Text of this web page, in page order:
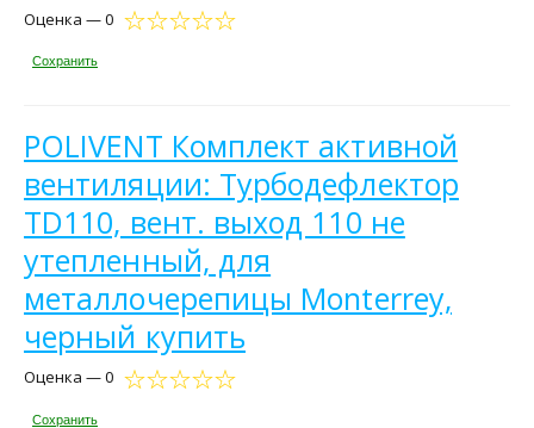
Оценка — 0
Сохранить
POLIVENT Комплект активной
вентиляции: Турбодефлектор
TD110, вент. выход 110 не
утепленный, для
металлочерепицы Monterrey,
черный купить
Оценка — 0
Сохранить